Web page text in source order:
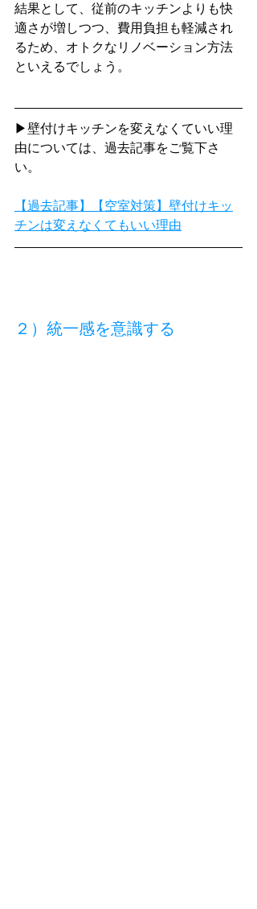
結果として、従前のキッチンよりも快
適さが増しつつ、費用負担も軽減され
るため、オトクなリノベーション方法
といえるでしょう。
▶壁付けキッチンを変えなくていい理
由については、過去記事をご覧下さ
い。
【過去記事】【空室対策】壁付けキッ
チンは変えなくてもいい理由
２）統一感を意識する